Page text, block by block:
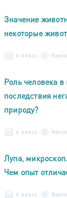
Значение
некоторые
6 класс
Роль человека
последствия
природу?
6 класс
Лупа,
Чем опыт
6 класс